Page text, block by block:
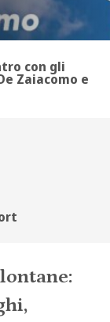
con gli
Zaiacomo e